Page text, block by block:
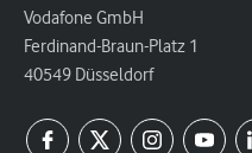
Vodafone GmbH
Ferdinand-Braun-Platz 1
40549 Düsseldorf